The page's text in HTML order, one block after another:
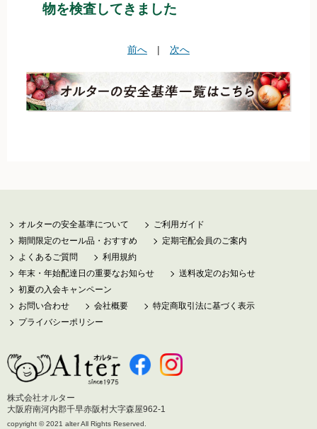
冷蔵食品他
麺
乾物
菓子類
粉・餅
健康応援グッズ
石けん・生活用品
食べもの百科（書籍）
ご利用ガイド
物を検査してきました
前へ | 次へ
オルターの安全基準について
ご利用ガイド
期間限定のセール品・おすすめ
定期宅配会員のご案内
よくあるご質問
利用規約
年末・年始配達日の重要なお知らせ
送料改定のお知らせ
初夏の入会キャンペーン
お問い合わせ
会社概要
特定商取引法に基づく表示
プライバシーポリシー
株式会社オルター
大阪府南河内郡千早赤阪村大字森屋962-1
copyright © 2021 alter All Rights Reserved.